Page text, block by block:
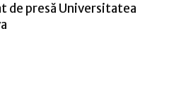
de presă Universitatea